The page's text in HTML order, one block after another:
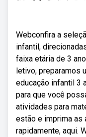
Webconfira a
infantil,
faixa etária de 3
letivo, preparamos
educação infantil 3
para que você
atividades para
estão e imprima as
rapidamente, aqui.